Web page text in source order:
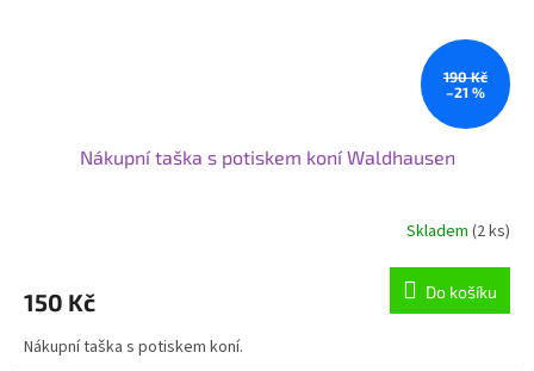
190 Kč
–21 %
Nákupní taška s potiskem koní Waldhausen
Skladem (2 ks)
150 Kč Do košíku
Nákupní taška s potiskem koní.